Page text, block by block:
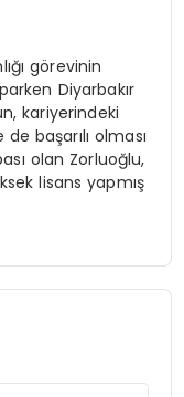
görevinin
Diyarbakır
kariyerindeki
başarılı olması
olan Zorluoğlu,
lisans yapmış